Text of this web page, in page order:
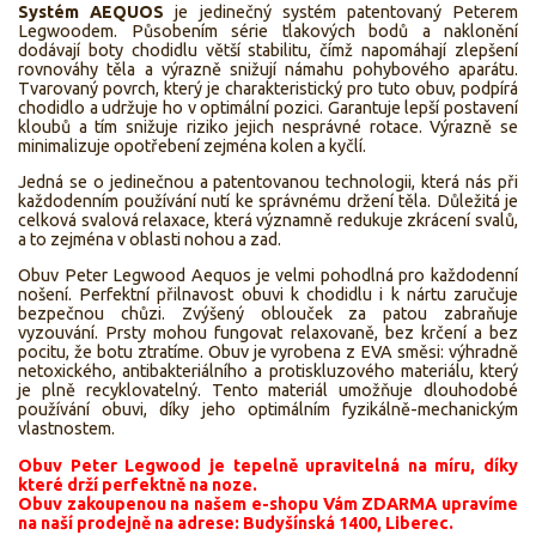
Systém AEQUOS je jedinečný systém patentovaný Peterem
Legwoodem. Působením série tlakových bodů a naklonění
dodávají boty chodidlu větší stabilitu, čímž napomáhají zlepšení
rovnováhy těla a výrazně snižují námahu pohybového aparátu.
Tvarovaný povrch, který je charakteristický pro tuto obuv, podpírá
chodidlo a udržuje ho v optimální pozici. Garantuje lepší postavení
kloubů a tím snižuje riziko jejich nesprávné rotace. Výrazně se
minimalizuje opotřebení zejména kolen a kyčlí.
Jedná se o jedinečnou a patentovanou technologii, která nás při
každodenním používání nutí ke správnému držení těla. Důležitá je
celková svalová relaxace, která významně redukuje zkrácení svalů,
a to zejména v oblasti nohou a zad.
Obuv Peter Legwood Aequos je velmi pohodlná pro každodenní
nošení. Perfektní přilnavost obuvi k chodidlu i k nártu zaručuje
bezpečnou chůzi. Zvýšený oblouček za patou zabraňuje
vyzouvání. Prsty mohou fungovat relaxovaně, bez krčení a bez
pocitu, že botu ztratíme. Obuv je vyrobena z EVA směsi: výhradně
netoxického, antibakteriálního a protiskluzového materiálu, který
je plně recyklovatelný. Tento materiál umožňuje dlouhodobé
používání obuvi, díky jeho optimálním fyzikálně-mechanickým
vlastnostem.
Obuv Peter Legwood je tepelně upravitelná na míru, díky
které drží perfektně na noze.
Obuv zakoupenou na našem e-shopu Vám ZDARMA upravíme
na naší prodejně na adrese: Budyšínská 1400, Liberec.